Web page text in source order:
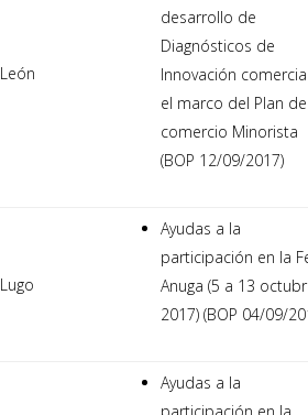
León
desarrollo de
Diagnósticos de
Innovación
el marco del Plan de
comercio Minorista
(BOP 12/09/2017)
Lugo
Ayudas a la
participación en la
Anuga (5 a 13
2017) (BOP 04/09/
Ayudas a la